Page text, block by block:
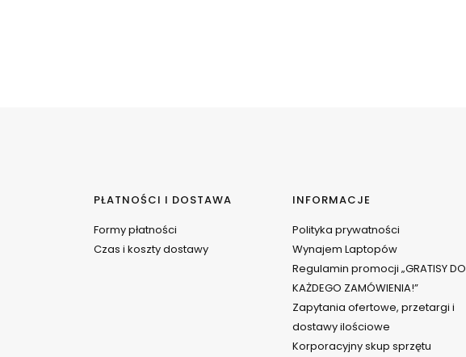
PŁATNOŚCI I DOSTAWA
Formy płatności
Czas i koszty dostawy
INFORMACJE
Polityka prywatności
Wynajem Laptopów
Regulamin promocji „GRATISY DO
KAŻDEGO ZAMÓWIENIA!”
Zapytania ofertowe, przetargi i
dostawy ilościowe
Korporacyjny skup sprzętu